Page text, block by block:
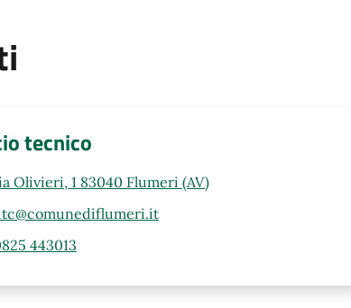
tecnico
Olivieri, 1 83040 Flumeri (AV)
443013